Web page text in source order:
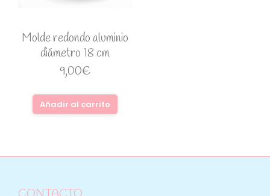
Molde redondo aluminio
diámetro 18 cm
9,00€
Añadir al carrito